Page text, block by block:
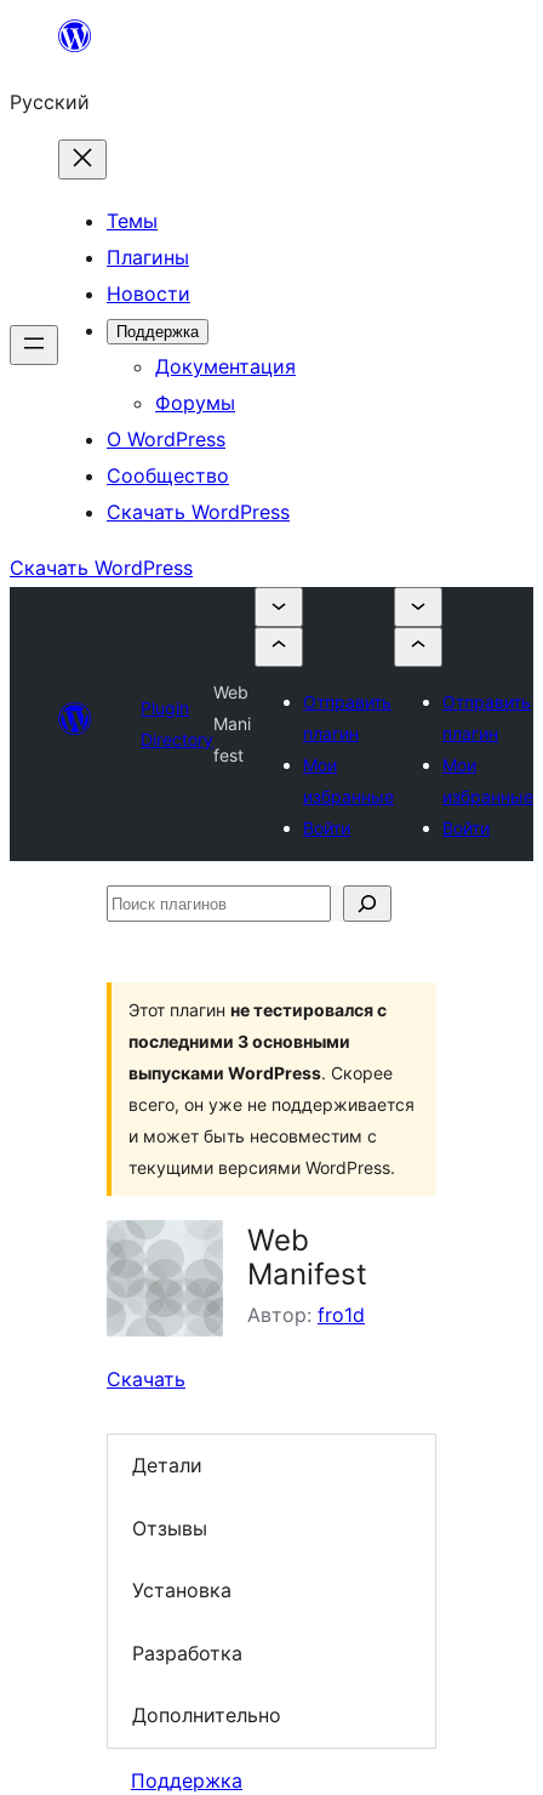
Перейти
содержимому
Русский
Темы
Плагины
Новости
Поддержка
Документация
Форумы
О WordPress
Сообщество
Скачать WordPress
Скачать WordPress
Plugin
Directory
Web
Mani
fest
Отправить
плагин
Мои
избранные
Войти
Отправить
плагин
Мои
избранные
Войти
Поиск
Этот плагин не тестировался с
последними 3 основными
выпусками WordPress. Скорее
всего, он уже не поддерживается
и может быть несовместим с
текущими версиями WordPress.
Web
Manifest
Автор: fro1d
Скачать
Детали
Отзывы
Установка
Разработка
Дополнительно
Поддержка